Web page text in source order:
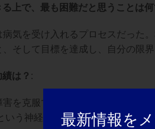
上で、最も困難だと思うことは何
気を受け入れるプロセスだった
そして目標を達成し、自分の限
は？ :
を克服できたこと、母親である
いう神経筋疾患のためのNGOで働
最新情報を